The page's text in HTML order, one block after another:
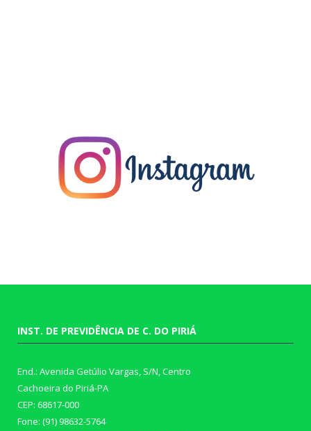
INST. DE PREVIDÊNCIA DE C. DO PIRIÁ
End.: Avenida Getúlio Vargas, S/N, Centro
Cachoeira do Piriá-PA
CEP: 68617-000
Fone: (91) 98632-5764